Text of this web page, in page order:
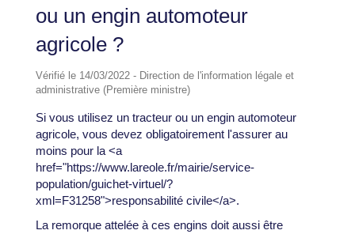
ou un engin automoteur
agricole ?
Vérifié le 14/03/2022 - Direction de l'information légale et
administrative (Première ministre)
Si vous utilisez un tracteur ou un engin automoteur
agricole, vous devez obligatoirement l'assurer au
moins pour la <a
href="https://www.lareole.fr/mairie/service-
population/guichet-virtuel/?
xml=F31258">responsabilité civile</a>.
La remorque attelée à ces engins doit aussi être